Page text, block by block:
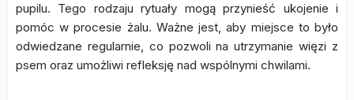
pupilu. Tego rodzaju rytuały mogą przynieść ukojenie i
pomóc w procesie żalu. Ważne jest, aby miejsce to było
odwiedzane regularnie, co pozwoli na utrzymanie więzi z
psem oraz umożliwi refleksję nad wspólnymi chwilami.